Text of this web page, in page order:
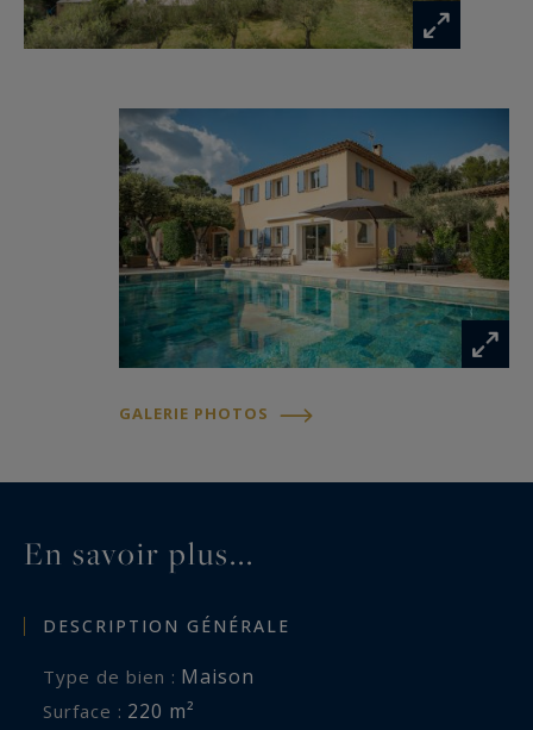
www.georisques.gouv.fr
GALERIE PHOTOS
En savoir plus...
DESCRIPTION GÉNÉRALE
Type de bien : Maison
Surface : 220 m²